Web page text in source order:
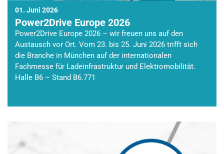
01. Juni 2026
Power2Drive Europe 2026
Power2Drive Europe 2026 – wir freuen uns auf den
Austausch vor Ort. Vom 23. bis 25. Juni 2026 trifft sich
die Branche in München auf der internationalen
Fachmesse für Ladeinfrastruktur und Elektromobilität.
Halle B6 – Stand B6.771